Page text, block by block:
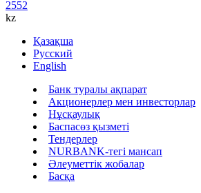
2552
kz
Қазақша
Русский
English
Банк туралы ақпарат
Акционерлер мен инвесторлар
Нұсқаулық
Баспасөз қызметі
Тендерлер
NURBANK-тегі мансап
Әлеуметтік жобалар
Басқа